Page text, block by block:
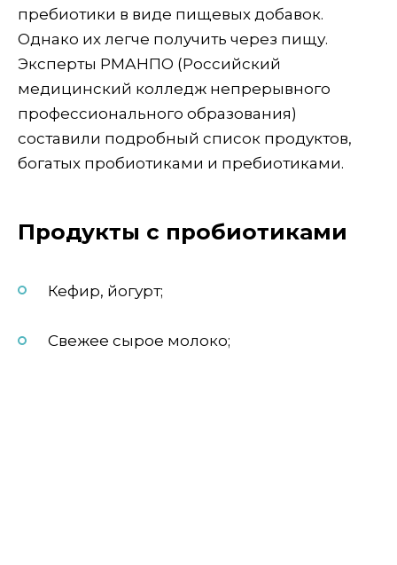
пребиотики в виде пищевых добавок.
Однако их легче получить через пищу.
Эксперты РМАНПО (Российский
медицинский колледж непрерывного
профессионального образования)
составили подробный список продуктов,
богатых пробиотиками и пребиотиками.
Продукты с пробиотиками
Кефир, йогурт;
Свежее сырое молоко;